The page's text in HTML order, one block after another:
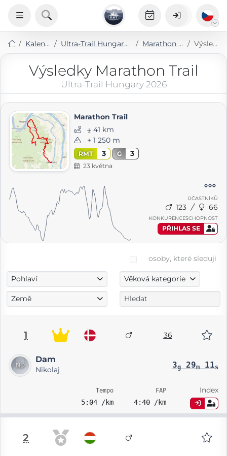
Kalendář Ultra-Trail Hungary 2026 Marathon Trail Výsledky
Výsledky Marathon Trail
Ultra-Trail Hungary 2026
Marathon Trail
⨦ 41 km
+ 1 250 m
RMT 3 G 3
23 května
ÚČASTNÍKŮ
123 66
KONKURENCESCHOPNOST
PŘIHLAS SE
osoby, které sleduji
Pohlaví Věková kategorie
Země
1 36
Dam
Nikolaj 3g29m11s
Tempo
5:04 /km
FAP
4:40 /km
Index
2